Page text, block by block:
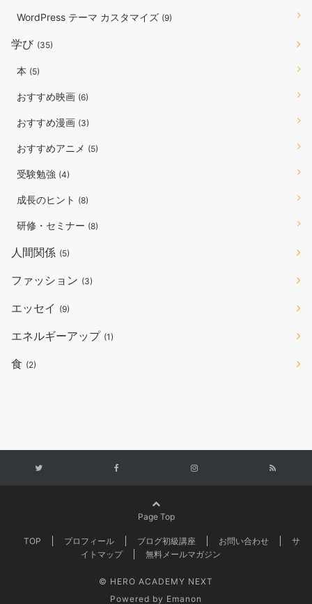
WordPress テーマ カスタマイズ (9)
学び (35)
本 (5)
おすすめ映画 (6)
おすすめ漫画 (3)
おすすめアニメ (5)
受験勉強 (4)
成長のヒント (8)
研修・セミナー (8)
人間関係 (5)
ファッション (3)
エッセイ (9)
エネルギーアップ (1)
食 (2)
Page Top
TOP プロフィール ブログ初級講座 お問い合わせ
サ
イトマップ
無料メールマガジン
© HERO ACADEMY NEXT
Powered by Emanon